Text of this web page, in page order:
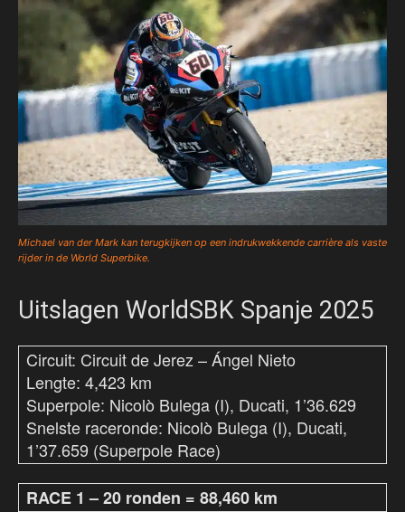
Michael van der Mark kan terugkijken op een indrukwekkende carrière als vaste
rijder in de World Superbike.
Uitslagen WorldSBK Spanje 2025
Circuit: Circuit de Jerez – Ángel Nieto
Lengte: 4,423 km
Superpole: Nicolò Bulega (I), Ducati, 1’36.629
Snelste raceronde: Nicolò Bulega (I), Ducati,
1’37.659 (Superpole Race)
RACE 1 – 20 ronden = 88,460 km